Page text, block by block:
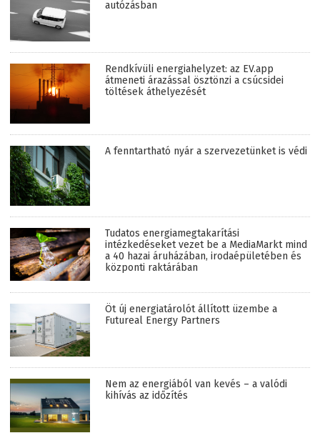
autózásban
Rendkívüli energiahelyzet: az EV.app
átmeneti árazással ösztönzi a csúcsidei
töltések áthelyezését
A fenntartható nyár a szervezetünket is védi
Tudatos energiamegtakarítási
intézkedéseket vezet be a MediaMarkt mind
a 40 hazai áruházában, irodaépületében és
központi raktárában
Öt új energiatárolót állított üzembe a
Futureal Energy Partners
Nem az energiából van kevés – a valódi
kihívás az időzítés